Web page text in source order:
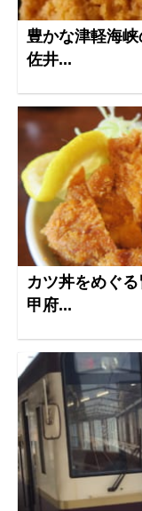
豊かな津軽海
佐井...
カツ丼をめぐ
甲府...